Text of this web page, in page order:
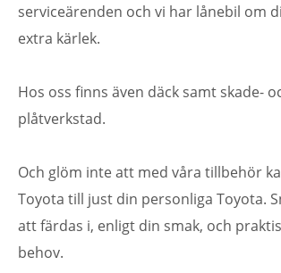
serviceärenden och vi har lånebil om
extra kärlek.
Hos oss finns även däck samt skade-
plåtverkstad.
Och glöm inte att med våra tillbehör
Toyota till just din personliga Toyota.
att färdas i, enligt din smak, och
behov.